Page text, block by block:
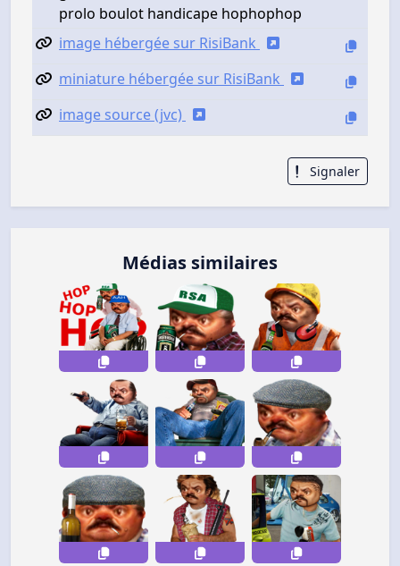
prolo boulot handicape hophophop
image hébergée sur RisiBank
miniature hébergée sur RisiBank
image source (jvc)
Signaler
Médias similaires